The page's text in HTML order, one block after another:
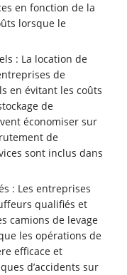
en fonction de la
lorsque le
: La location de
de
en évitant les coûts
de
économiser sur
de
sont inclus dans
: Les entreprises
qualifiés et
camions de levage
les opérations de
efficace et
d’accidents sur